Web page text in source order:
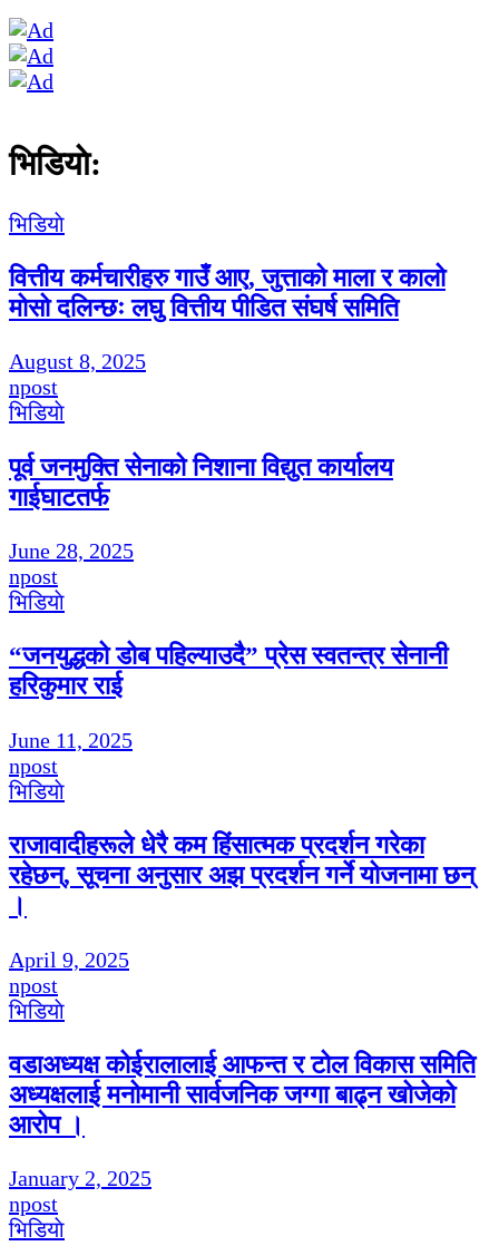
भिडियाे:
भिडियाे
वित्तीय कर्मचारीहरु गाउँ आए, जुत्ताको माला र कालो
मोसो दलिन्छः लघु वित्तीय पीडित संघर्ष समिति
August 8, 2025
npost
भिडियाे
पूर्व जनमुक्ति सेनाको निशाना विद्युत कार्यालय
गाईघाटतर्फ
June 28, 2025
npost
भिडियाे
“जनयुद्धको डोब पहिल्याउदै” प्रेस स्वतन्त्र सेनानी
हरिकुमार राई
June 11, 2025
npost
भिडियाे
राजावादीहरूले धेरै कम हिंसात्मक प्रदर्शन गरेका
रहेछन्, सूचना अनुसार अझ प्रदर्शन गर्ने योजनामा छन्
।
April 9, 2025
npost
भिडियाे
वडाअध्यक्ष कोईरालालाई आफन्त र टोल विकास समिति
अध्यक्षलाई मनोमानी सार्वजनिक जग्गा बाढ्न खोजेको
आरोप ।
January 2, 2025
npost
भिडियाे